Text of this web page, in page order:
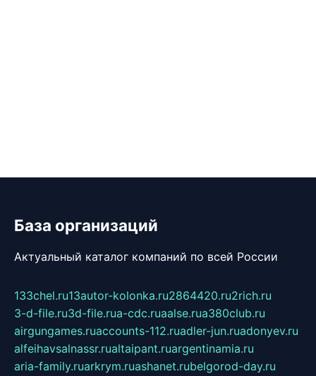
База организаций
Актуальный каталог компаний по всей России
133chel.ru13autor-kolonka.ru2864420.ru2rich.ru
3-d-file.ru3d-file.rua-cdc.ruaalse.rua380club.ru
airgungames.ruaccounts-112.ruadler-jun.ruadonyev.ru
alfeihavsalnassr.rualtaipant.ruargentinamia.ru
aria-family.ruarkrym.ruashanet.rubelgorod-day.ru